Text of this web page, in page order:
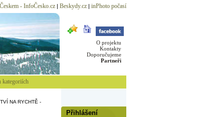
- InfoČesko.cz| Beskydy.cz| inPhoto počasí
O projektu
Kontakty
Doporučujeme
Partneři
kategoriích
Přihlášení
NA RYCHTĚ -